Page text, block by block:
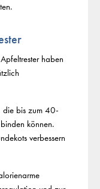
haben
die bis zum 40-
können.
verbessern